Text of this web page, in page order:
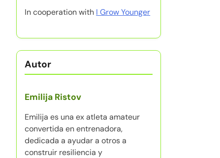
In cooperation with I Grow Younger
Autor
Emilija Ristov
Emilija es una ex atleta amateur
convertida en entrenadora,
dedicada a ayudar a otros a
construir resiliencia y